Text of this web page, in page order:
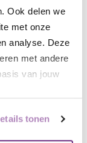
Ook delen we
met onze
analyse. Deze
met andere
van jouw
tonen
is het
bloeden. Zij
trauma met je
het